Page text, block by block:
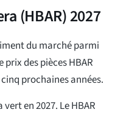
(HBAR) 2027
du marché parmi
des pièces HBAR
prochaines années.
en 2027. Le HBAR